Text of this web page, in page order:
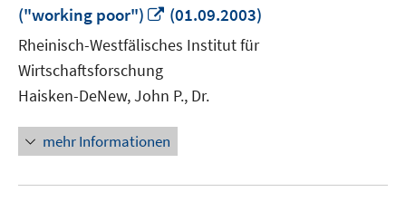
("working poor")
In
neuem
Fenster
(01.09.2003)
Rheinisch-Westfälisches Institut für
Wirtschaftsforschung
Haisken-DeNew, John P., Dr.
mehr Informationen